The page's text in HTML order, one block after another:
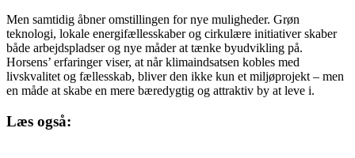
Men samtidig åbner omstillingen for nye muligheder. Grøn
teknologi, lokale energifællesskaber og cirkulære initiativer skaber
både arbejdspladser og nye måder at tænke byudvikling på.
Horsens’ erfaringer viser, at når klimaindsatsen kobles med
livskvalitet og fællesskab, bliver den ikke kun et miljøprojekt – men
en måde at skabe en mere bæredygtig og attraktiv by at leve i.
Læs også: